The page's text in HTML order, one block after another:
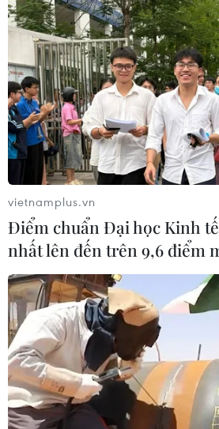
nước này lên 1.350.630 ca.
Hàn Quốc: Mỗi lần chỉ
bộ xét nghiệm nhanh
14/02/2022 01:46
Theo Bộ An toàn thực phẩm và
việc hạn chế số lượng bộ xét
một mua không phải do thiếu hụt
vietnamplus.vn
Điểm chuẩn Đại học Kinh
nhất lên đến trên 9,6 điểm